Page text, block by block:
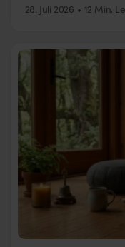
28. Juli 2026 12 Min.